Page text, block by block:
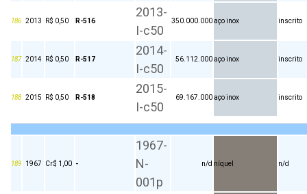
186 2013 R$ 0,50 R-516
2013-
I-c50
350.000.000aço inox inscrito
187 2014 R$ 0,50 R-517
2014-
I-c50
56.112.000aço inox inscrito
188 2015 R$ 0,50 R-518
2015-
I-c50
69.167.000aço inox inscrito
189 1967 Cr$ 1,00 -
1967-
N-
001p
n/d níquel n/d